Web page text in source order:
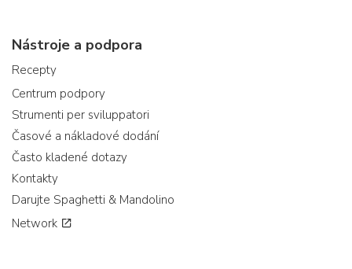
Nástroje a podpora
Recepty
Centrum podpory
Strumenti per sviluppatori
Časové a nákladové dodání
Často kladené dotazy
Kontakty
Darujte Spaghetti & Mandolino
Network